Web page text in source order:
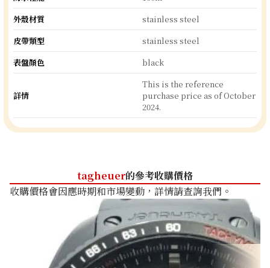
外殼材質
stainless steel
皮帶類型
stainless steel
表盤顏色
black
詳情
This is the reference
purchase price as of October
2024.
tagheuer的參考收購價格
收購價格會因應時期和市場變動，詳情請查詢我們。